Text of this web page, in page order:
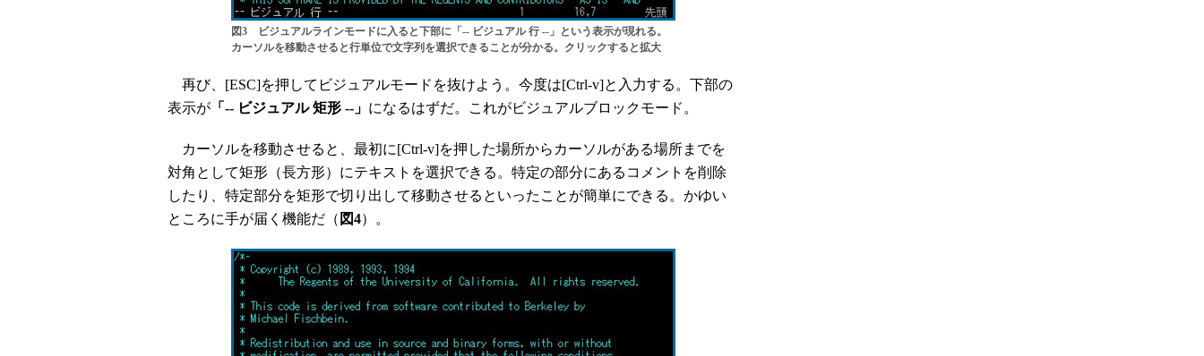
図3 ビジュアルラインモードに入ると下部に「-- ビジュアル 行 --」という表示が現れる。
カーソルを移動させると行単位で文字列を選択できることが分かる。クリックすると拡大
再び、[ESC]を押してビジュアルモードを抜けよう。今度は[Ctrl-v]と入力する。下部の
表示が 「-- ビジュアル 矩形 --」 になるはずだ。これがビジュアルブロックモード。
カーソルを移動させると、最初に[Ctrl-v]を押した場所からカーソルがある場所までを
対角として矩形（長方形）にテキストを選択できる。特定の部分にあるコメントを削除
したり、特定部分を矩形で切り出して移動させるといったことが簡単にできる。かゆい
ところに手が届く機能だ（ 図4）。